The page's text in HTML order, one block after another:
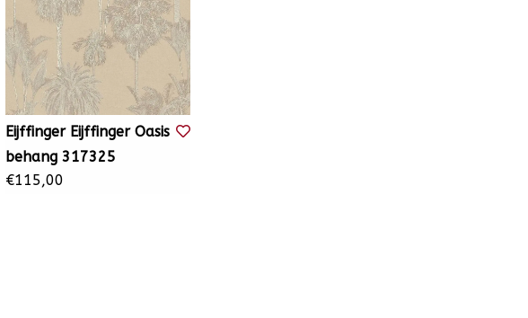
Eijffinger Eijffinger Oasis
behang 317325
€115,00